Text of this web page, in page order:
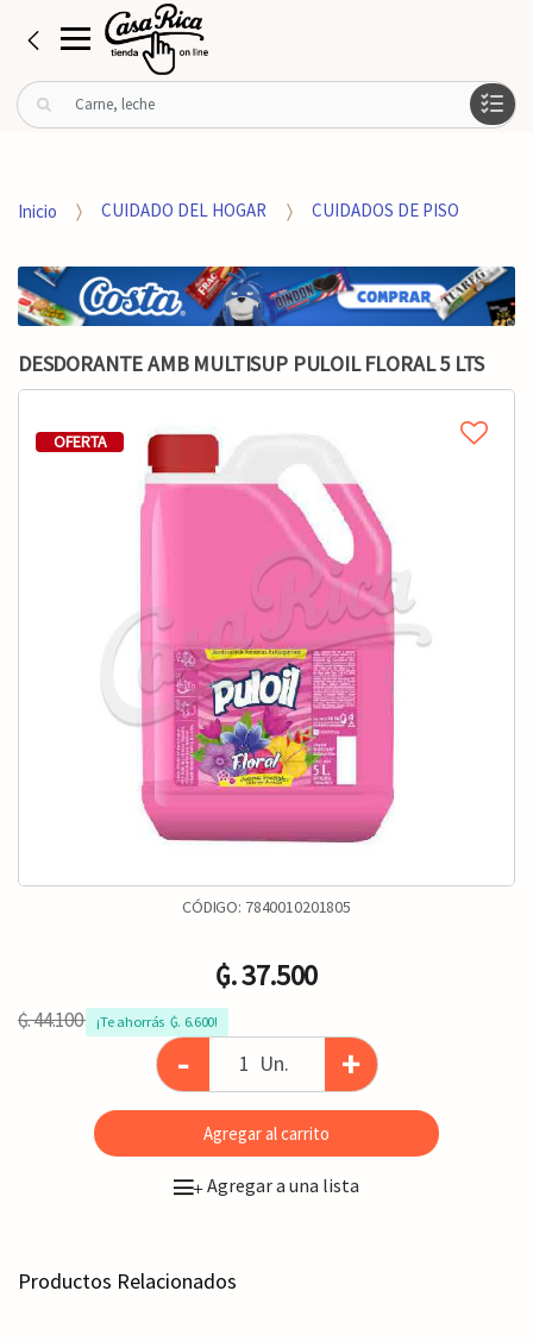
B
u
r
o
r
:
Inicio CUIDADO DEL HOGAR CUIDADOS DE PISO
DESDORANTE AMB MULTISUP PULOIL FLORAL 5 LTS
OFERTA
CÓDIGO: 7840010201805
₲. 37.500
₲. 44.100 ¡Te ahorrás  ₲. 6.600!
- Un. +
Agregar al carrito
+Agregar a una lista
Productos Relacionados